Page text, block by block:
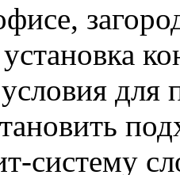
для
систему